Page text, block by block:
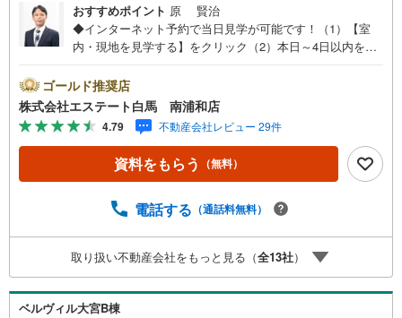
おすすめポイント 原 賢治
◆インターネット予約で当日見学が可能です！（1）【室
内・現地を見学する】をクリック（2）本日～4日以内をご
ください。◆10:00～21:00はお電話でのお問い合わせがス
ムーズです。●2025年11月リフォーム完了●家事動線を考え
られた間取です●浦和駅徒歩約15分【Yahoo！ 不動産キャ
ンペーン対象店舗です】 当店で物件を成約するとPayPay
ボーナスをプレゼント！◆エステート白馬の5大サポート◆
1.FP相談サポート社外のファイナンシャルプランナーと資
古住宅は半年の設備修理サービスが無料で付帯3.注文住宅
家」のご提案可能4.見学時、建築士同行サービス目視検査
やリフォーム費用をお伝えするなどの無料サービス5.お引
渡し後もしっかりサポートCSサポート室がお引渡し後のお
悩みもしっかりサポートします
ゴールド推奨店
株式会社エステート白馬 南浦和店
4.79 不動産会社レビュー 29件
資料をもらう （無料）
電話する （通話料無料）
取り扱い不動産会社をもっと見る（全13社）
ベルヴィル大宮B棟